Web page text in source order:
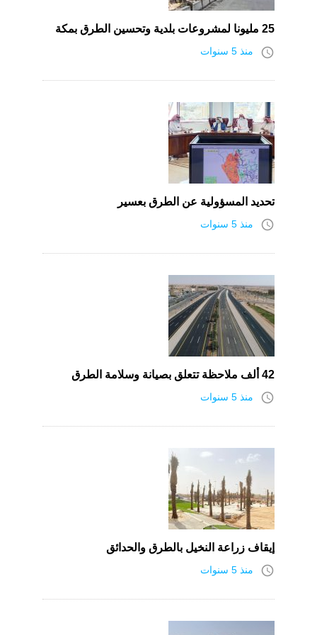
25 مليونا لمشروعات بلدية وتحسين الطرق بمكة
access_time منذ 5 سنوات
تحديد المسؤولية عن الطرق بعسير
access_time منذ 5 سنوات
42 ألف ملاحظة تتعلق بصيانة وسلامة الطرق
access_time منذ 5 سنوات
إيقاف زراعة النخيل بالطرق والحدائق
access_time منذ 5 سنوات